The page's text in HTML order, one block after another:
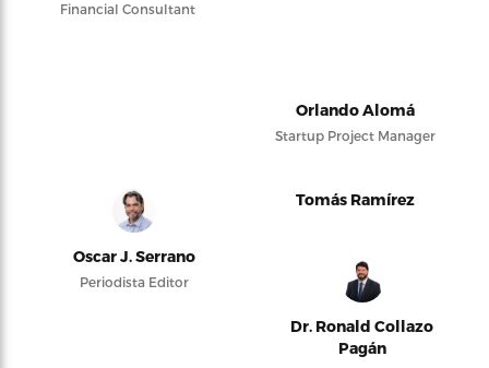
Financial Consultant
Orlando Alomá
Startup Project Manager
Oscar J. Serrano
Periodista Editor
Tomás Ramírez
Dr. Ronald Collazo
Pagán